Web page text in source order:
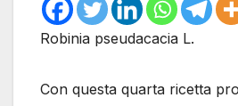
Robinia pseudacacia L.
Con questa quarta ricetta